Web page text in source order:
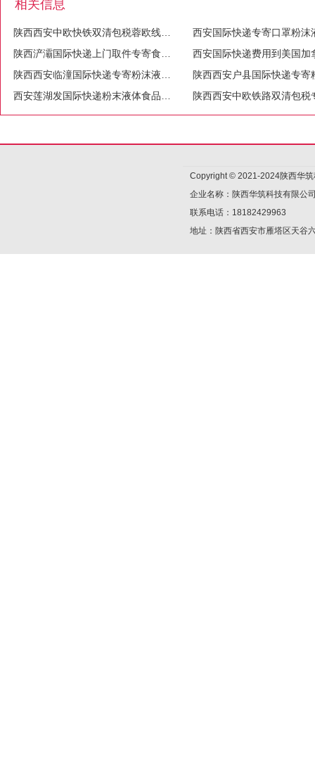
相关信息
陕西西安中欧快铁双清包税蓉欧线成都报关波兰扫描取件
陕西浐灞国际快递上门取件专寄食品.液体.粉末等
陕西西安临潼国际快递专寄粉沫液体纯电池食品化妆品茶叶电子产品
西安莲湖发国际快递粉末液体食品药品化妆品敏感货国际快递
Copyright © 2021-2024陕西华
企业名称：陕西华筑科技有限公
联系电话：18182429963
地址：陕西省西安市雁塔区天谷